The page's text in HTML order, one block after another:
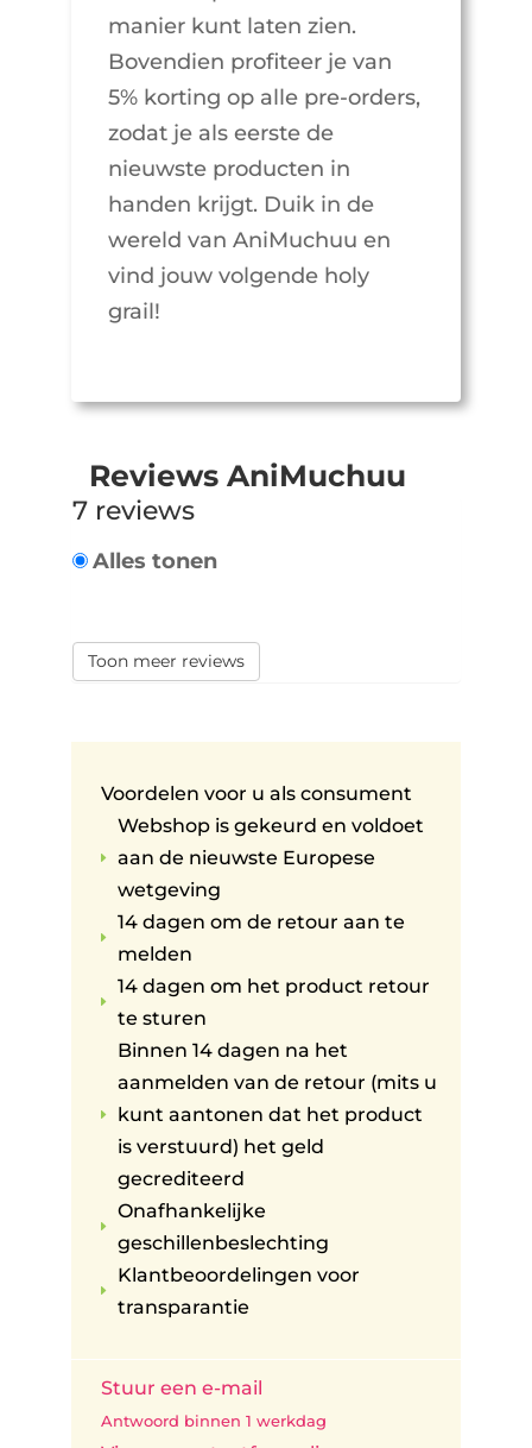
manier kunt laten zien.
Bovendien profiteer je van
5% korting op alle pre-orders,
zodat je als eerste de
nieuwste producten in
handen krijgt. Duik in de
wereld van AniMuchuu en
vind jouw volgende holy
grail!
Reviews AniMuchuu
7 reviews
Alles tonen
Toon meer reviews
Voordelen voor u als consument
E
Webshop is gekeurd en voldoet
aan de nieuwste Europese
wetgeving
E
14 dagen om de retour aan te
melden
E
14 dagen om het product retour
te sturen
E
Binnen 14 dagen na het
aanmelden van de retour (mits u
kunt aantonen dat het product
is verstuurd) het geld
gecrediteerd
E
Onafhankelijke
geschillenbeslechting
E
Klantbeoordelingen voor
transparantie
Stuur een e-mail
Antwoord binnen 1 werkdag